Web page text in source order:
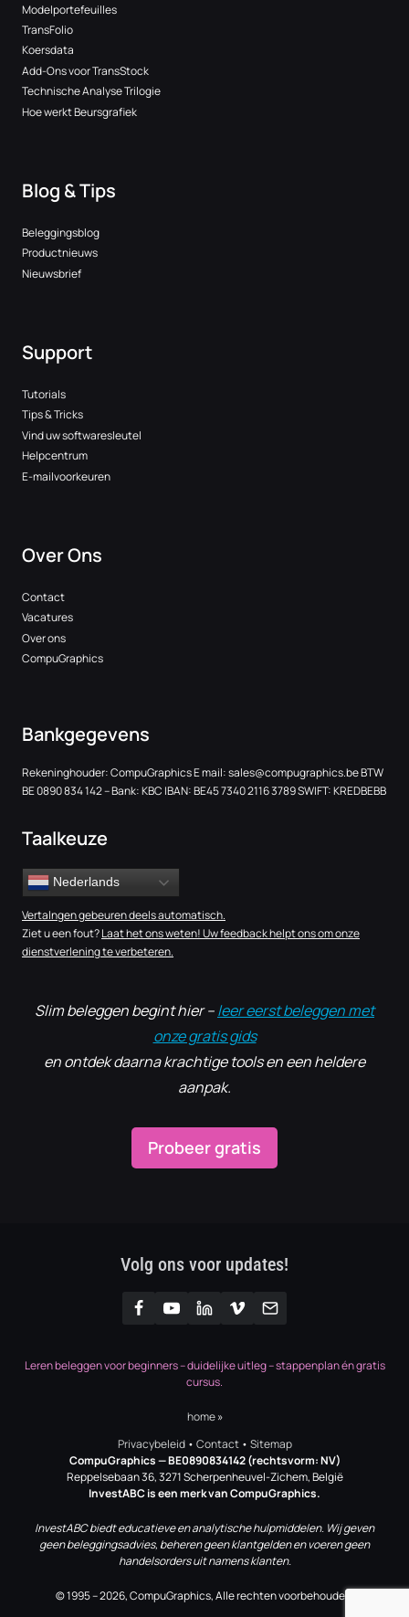
Modelportefeuilles
TransFolio
Koersdata
Add-Ons voor TransStock
Technische Analyse Trilogie
Hoe werkt Beursgrafiek
Blog & Tips
Beleggingsblog
Productnieuws
Nieuwsbrief
Support
Tutorials
Tips & Tricks
Vind uw softwaresleutel
Helpcentrum
E-mailvoorkeuren
Over Ons
Contact
Vacatures
Over ons
CompuGraphics
Bankgegevens
Rekeninghouder: CompuGraphics E mail:sales@compugraphics.beBTW
BE 0890 834 142 – Bank: KBC IBAN: BE45 7340 2116 3789 SWIFT: KREDBEBB
Taalkeuze
Nederlands
Vertalngen gebeuren deels automatisch.
Ziet u een fout?Laat het ons weten! Uw feedback helpt ons om onze
dienstverlening te verbeteren.
Slim beleggen begint hier –leer eerst beleggen met
onze gratis gids
en ontdek daarna krachtige tools en een heldere
aanpak.
Probeer gratis
Volg ons voor updates!
Leren beleggen voor beginners – duidelijke uitleg – stappenplan én gratis
cursus.
home»
Privacybeleid • Contact• Sitemap
CompuGraphics— BE0890834142 (rechtsvorm: NV)
Reppelsebaan 36, 3271 Scherpenheuvel-Zichem, België
InvestABC is een merk van CompuGraphics.
InvestABC biedt educatieve en analytische hulpmiddelen. Wij geven
geen beleggingsadvies, beheren geen klantgelden en voeren geen
handelsorders uit namens klanten.
© 1995 – 2026, CompuGraphics, Alle rechten voorbehouden.